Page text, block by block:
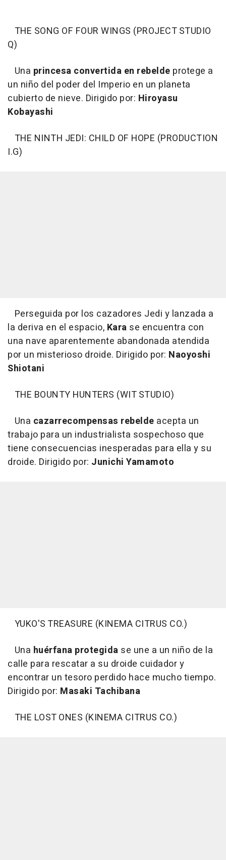
THE SONG OF FOUR WINGS (PROJECT STUDIO
Q)
Una princesa convertida en rebelde protege a
un niño del poder del Imperio en un planeta
cubierto de nieve. Dirigido por: Hiroyasu
Kobayashi
THE NINTH JEDI: CHILD OF HOPE (PRODUCTION
I.G)
Perseguida por los cazadores Jedi y lanzada a
la deriva en el espacio, Kara se encuentra con
una nave aparentemente abandonada atendida
por un misterioso droide. Dirigido por: Naoyoshi
Shiotani
THE BOUNTY HUNTERS (WIT STUDIO)
Una cazarrecompensas rebelde acepta un
trabajo para un industrialista sospechoso que
tiene consecuencias inesperadas para ella y su
droide. Dirigido por: Junichi Yamamoto
YUKO'S TREASURE (KINEMA CITRUS CO.)
Una huérfana protegida se une a un niño de la
calle para rescatar a su droide cuidador y
encontrar un tesoro perdido hace mucho tiempo.
Dirigido por: Masaki Tachibana
THE LOST ONES (KINEMA CITRUS CO.)